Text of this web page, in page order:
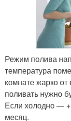
Режим полива
температура
комнате жарко
поливать нужно
Если холодно —
месяц.